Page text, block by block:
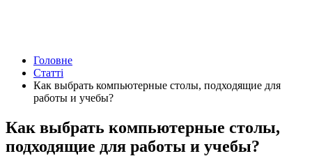
Головне
Статті
Как выбрать компьютерные столы, подходящие для
работы и учебы?
Как выбрать компьютерные столы,
подходящие для работы и учебы?